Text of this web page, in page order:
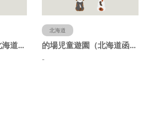
日の出児童遊園（北海道函館市）
北海道
的場児童遊園（北海道函館市）
-